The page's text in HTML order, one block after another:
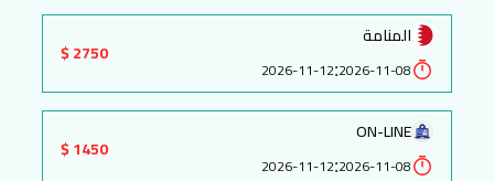
المنامة
2026-11-08
:
2026-11-12
2750 $
ON-LINE
2026-11-08
:
2026-11-12
1450 $